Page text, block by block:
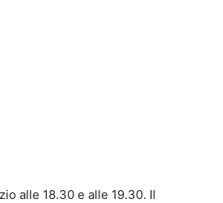
alle 18.30 e alle 19.30. Il